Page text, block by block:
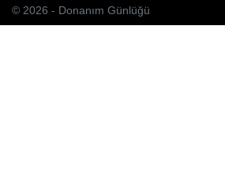
© 2026 - Donanım Günlüğü